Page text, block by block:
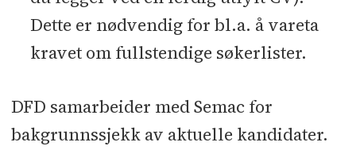
Dette er nødvendig for bl.a. å vareta
kravet om fullstendige søkerlister.
DFD samarbeider med Semac for
bakgrunnssjekk av aktuelle kandidater.